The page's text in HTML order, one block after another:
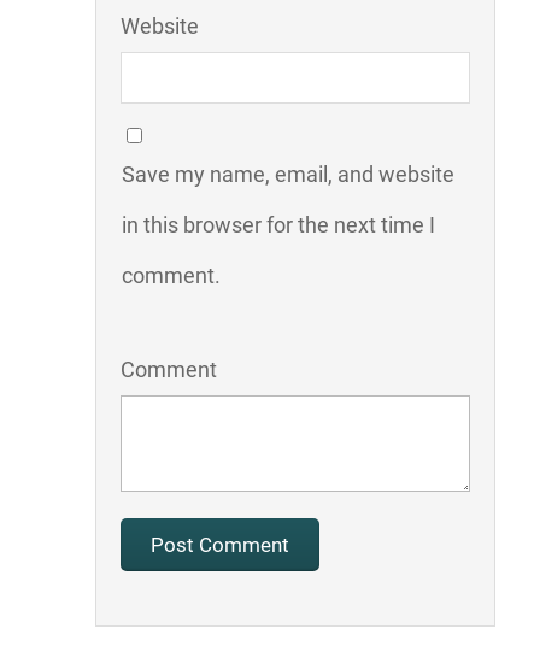
Website
Save my name, email, and website
in this browser for the next time I
comment.
Comment